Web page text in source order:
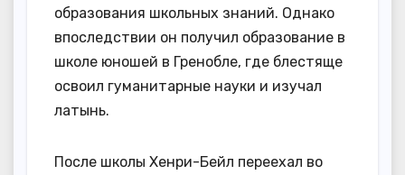
образования школьных знаний. Однако
впоследствии он получил образование в
школе юношей в Гренобле, где блестяще
освоил гуманитарные науки и изучал
латынь.
После школы Хенри-Бейл переехал во